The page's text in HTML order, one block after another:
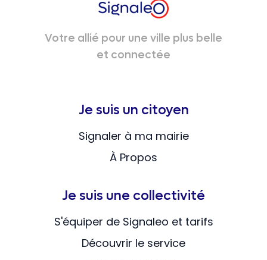
Votre allié pour une ville plus belle
et connectée
Je suis un citoyen
Signaler à ma mairie
À Propos
Je suis une collectivité
S'équiper de Signaleo et tarifs
Découvrir le service